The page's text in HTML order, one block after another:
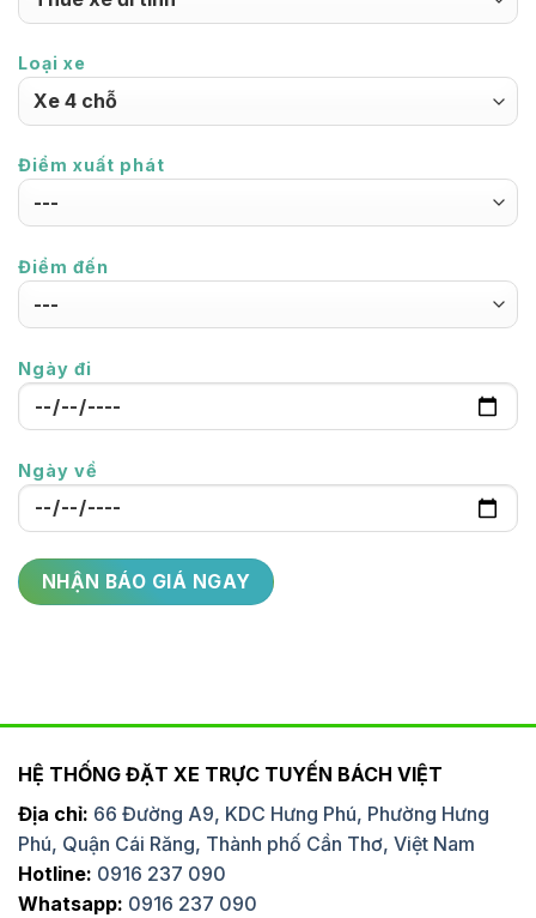
Loại xe
Điểm xuất phát
Điểm đến
Ngày đi
Ngày về
HỆ THỐNG ĐẶT XE TRỰC TUYẾN BÁCH VIỆT
Địa chỉ: 66 Đường A9, KDC Hưng Phú, Phường Hưng
Phú, Quận Cái Răng, Thành phố Cần Thơ, Việt Nam
Hotline: 0916 237 090
Whatsapp: 0916 237 090